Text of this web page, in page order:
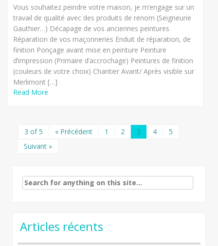
Vous souhaitez peindre votre maison, je m’engage sur un
travail de qualité avec des produits de renom (Seigneurie
Gauthier…) Décapage de vos anciennes peintures
Réparation de vos maçonneries Enduit de réparation, de
finition Ponçage avant mise en peinture Peinture
d’impression (Primaire d’accrochage) Peintures de finition
(couleurs de votre choix) Chantier Avant/ Après visible sur
Merlimont […]
Read More
3 of 5 « Précédent 1 2 3 4
5
Suivant »
Search
for:
Articles récents